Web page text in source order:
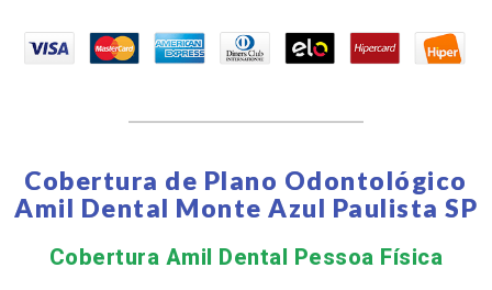
Cobertura de Plano Odontológico
Amil Dental Monte Azul Paulista SP
Cobertura Amil Dental Pessoa Física​